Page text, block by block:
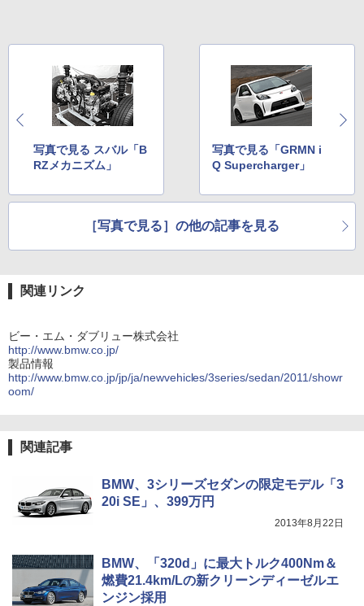
写真で見る スバル「B
RZメカニズム」
写真で見る「GRMN i
Q Supercharger」
［写真で見る］の他の記事を見る
関連リンク
ビー・エム・ダブリュー株式会社
http://www.bmw.co.jp/
製品情報
http://www.bmw.co.jp/jp/ja/newvehicles/3series/sedan/2011/showr
oom/
関連記事
BMW、3シリーズセダンの限定モデル「3
20i SE」、399万円
2013年8月22日
BMW、「320d」に最大トルク400Nm＆
燃費21.4km/Lの新クリーンディーゼルエ
ンジン採用